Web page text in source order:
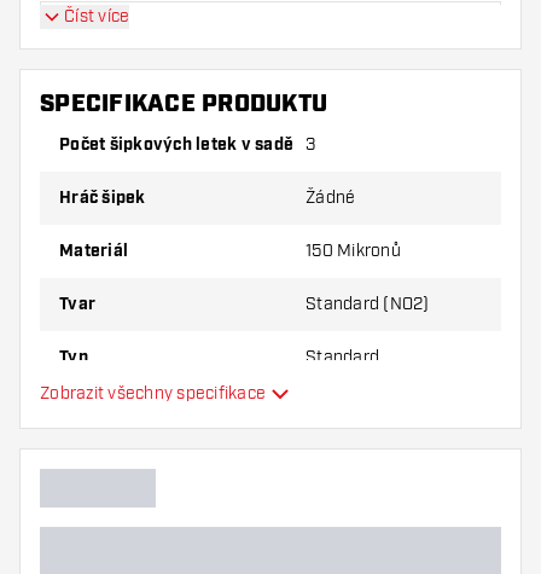
násadky. Ty se mohou používáním poškodit
nebo zlomit.
letky, abyste zjistili, která varianta vám
Číst více
SPECIFIKACE PRODUKTU
Počet šipkových letek v sadě 3
Hráč šipek Žádné
Materiál 150 Mikronů
Tvar Standard (NO2)
Typ Standard
Hlavní barva
Zobrazit všechny specifikace